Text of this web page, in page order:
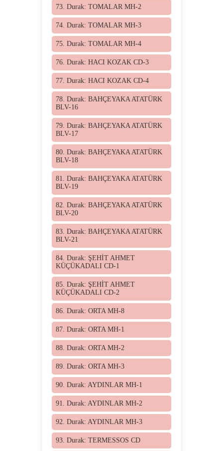
73. Durak: TOMALAR MH-2
74. Durak: TOMALAR MH-3
75. Durak: TOMALAR MH-4
76. Durak: HACI KOZAK CD-3
77. Durak: HACI KOZAK CD-4
78. Durak: BAHÇEYAKA ATATÜRK
BLV-16
79. Durak: BAHÇEYAKA ATATÜRK
BLV-17
80. Durak: BAHÇEYAKA ATATÜRK
BLV-18
81. Durak: BAHÇEYAKA ATATÜRK
BLV-19
82. Durak: BAHÇEYAKA ATATÜRK
BLV-20
83. Durak: BAHÇEYAKA ATATÜRK
BLV-21
84. Durak: ŞEHİT AHMET
KÜÇÜKADALI CD-1
85. Durak: ŞEHİT AHMET
KÜÇÜKADALI CD-2
86. Durak: ORTA MH-8
87. Durak: ORTA MH-1
88. Durak: ORTA MH-2
89. Durak: ORTA MH-3
90. Durak: AYDINLAR MH-1
91. Durak: AYDINLAR MH-2
92. Durak: AYDINLAR MH-3
93. Durak: TERMESSOS CD